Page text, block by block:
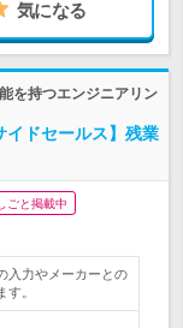
気になる
を持つエンジニアリン
イドセールス】残業
ごと掲載中
入力やメーカーとの
。